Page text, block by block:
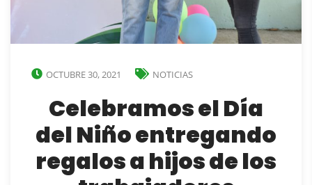
OCTUBRE 30, 2021 NOTICIAS
Celebramos el Día
del Niño entregando
regalos a hijos de los